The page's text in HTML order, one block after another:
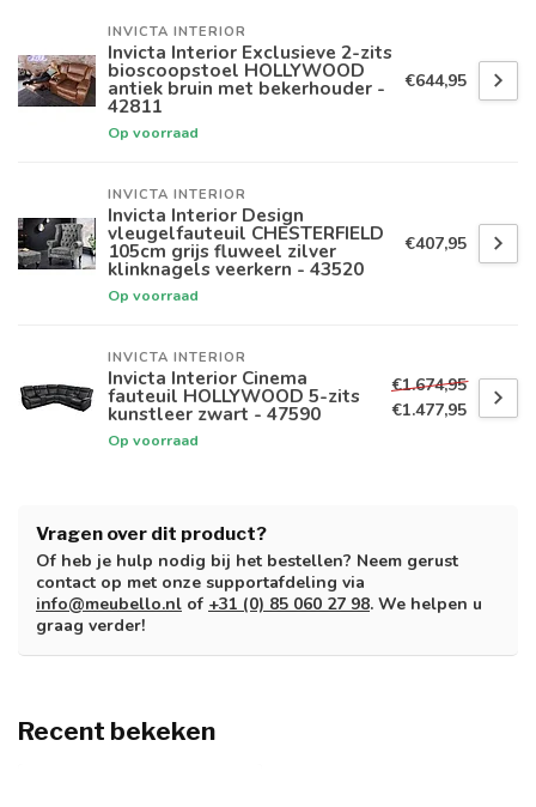
INVICTA INTERIOR
Invicta Interior Exclusieve 2-zits
bioscoopstoel HOLLYWOOD
antiek bruin met bekerhouder -
42811
Op voorraad
€644,95
INVICTA INTERIOR
Invicta Interior Design
vleugelfauteuil CHESTERFIELD
105cm grijs fluweel zilver
klinknagels veerkern - 43520
Op voorraad
€407,95
INVICTA INTERIOR
Invicta Interior Cinema
fauteuil HOLLYWOOD 5-zits
kunstleer zwart - 47590
Op voorraad
€1.674,95
€1.477,95
Vragen over dit product?
Of heb je hulp nodig bij het bestellen? Neem gerust
contact op met onze supportafdeling via
info@meubello.nl of +31 (0) 85 060 27 98. We helpen u
graag verder!
Recent bekeken